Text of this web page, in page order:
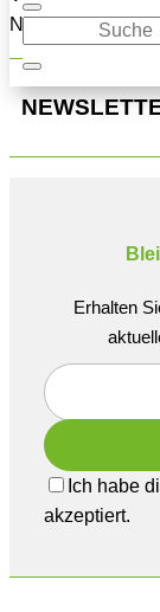
Navigation oben,
Erhalten
Ich habe
akzeptiert.